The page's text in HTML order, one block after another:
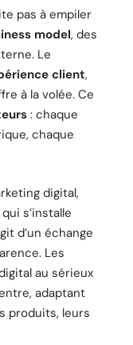
pas à empiler
model, des
Le
client,
à la volée. Ce
: chaque
chaque
digital,
s’installe
d’un échange
Les
au sérieux
adaptant
produits, leurs